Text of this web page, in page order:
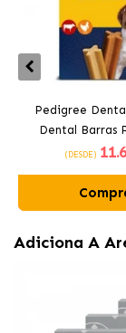
Pedigree
Dental Barras
Médios 10-
(DESDE) 11
Adiciona A